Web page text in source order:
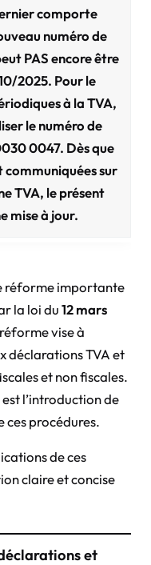
comporte
numéro de
PAS encore être
2025. Pour le
à la TVA,
le numéro de
0047. Dès que
communiquées sur
TVA, le présent
mise à jour.
réforme importante
la loi du12 mars
vise à
déclarations TVA et
et non fiscales.
l’introduction de
ces procédures.
de ces
claire et concise
et